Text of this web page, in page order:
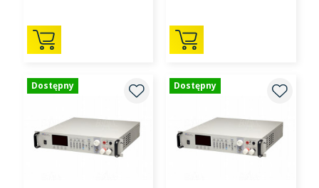
Dostępny Dostępny